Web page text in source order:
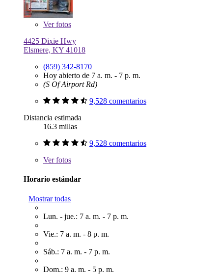
Verfotos
4425 Dixie Hwy
Elsmere, KY 41018
(859) 342-8170
Hoy abierto de 7 a. m. - 7 p. m.
(S Of Airport Rd)
9,528 comentarios
Distancia estimada
16.3 millas
9,528 comentarios
Verfotos
Horario estándar
Mostrar todas
Lun. - jue.: 7 a. m. - 7 p. m.
Vie.: 7 a. m. - 8 p. m.
Sáb.: 7 a. m. - 7 p. m.
Dom.: 9 a. m. - 5 p. m.